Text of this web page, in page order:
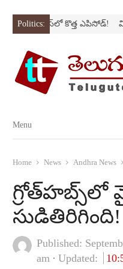
Politics:
సిరీస్‌లో కొత్త ఎపిసోడ్‌!
Menu
Menu
Home News Andhra News
గ్రోత్‌హబ్స్‌లో
సుడితిరిగింది!
Published:
am
Updated: